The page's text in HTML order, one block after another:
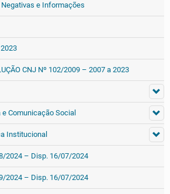
e Informações
CNJ Nº 102/2009 – 2007 a 2023
Comunicação Social
Institucional
2024 – Disp. 16/07/2024
2024 – Disp. 16/07/2024